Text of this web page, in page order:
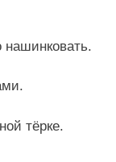
нашинковать.
тёрке.